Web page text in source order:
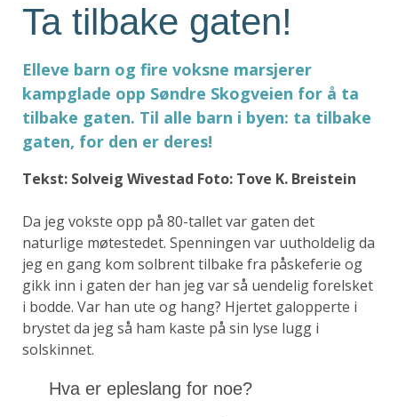
Ta tilbake gaten!
Elleve barn og fire voksne marsjerer
kampglade opp Søndre Skogveien for å ta
tilbake gaten. Til alle barn i byen: ta tilbake
gaten, for den er deres!
Tekst: Solveig Wivestad Foto: Tove K. Breistein
Da jeg vokste opp på 80-tallet var gaten det
naturlige møtestedet. Spenningen var uutholdelig da
jeg en gang kom solbrent tilbake fra påskeferie og
gikk inn i gaten der han jeg var så uendelig forelsket
i bodde. Var han ute og hang? Hjertet galopperte i
brystet da jeg så ham kaste på sin lyse lugg i
solskinnet.
Hva er epleslang for noe?